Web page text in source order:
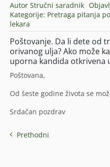
Autor Stručni saradnik
Kategorije: Pretraga pitanja
lekara
Poštovanje. Da li dete od
orivanog ulja? Ako može
uporna kandida otkrivena
Poštovana,
Od šeste godine života se
Srdačan pozdrav
Prethodni